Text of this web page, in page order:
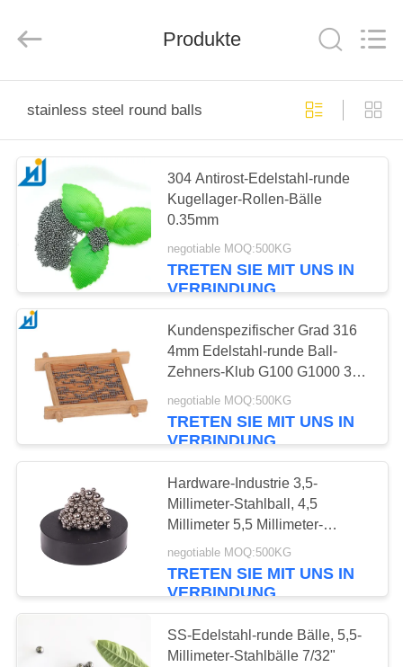
PRODUKTE
ÜBER
UNS
FABRIK-
AUSFLUG
QUALITÄTSKONTROLLE
TRETEN
SIE
UNS
VERBINDUNG
NACHRICHTEN
Services
Produkte
stainless steel round balls
304 Antirost-Edelstahl-runde
Kugellager-Rollen-Bälle
0.35mm
negotiable MOQ:500KG
TRETEN SIE MIT UNS IN
VERBINDUNG
Kundenspezifischer Grad 316
4mm Edelstahl-runde Ball-
Zehners-Klub G100 G1000 304
10mm 420 440
negotiable MOQ:500KG
TRETEN SIE MIT UNS IN
VERBINDUNG
Hardware-Industrie 3,5-
Millimeter-Stahlball, 4,5
Millimeter 5,5 Millimeter-
Edelstahl-runde Bälle
negotiable MOQ:500KG
TRETEN SIE MIT UNS IN
VERBINDUNG
SS-Edelstahl-runde Bälle, 5,5-
Millimeter-Stahlbälle 7/32"